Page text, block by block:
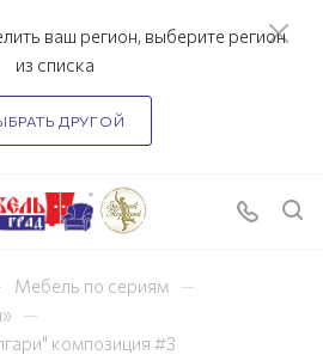
ваш регион, выберите регион
из списка
ДРУГОЙ
Мебель по сериям —
—
композиция #3